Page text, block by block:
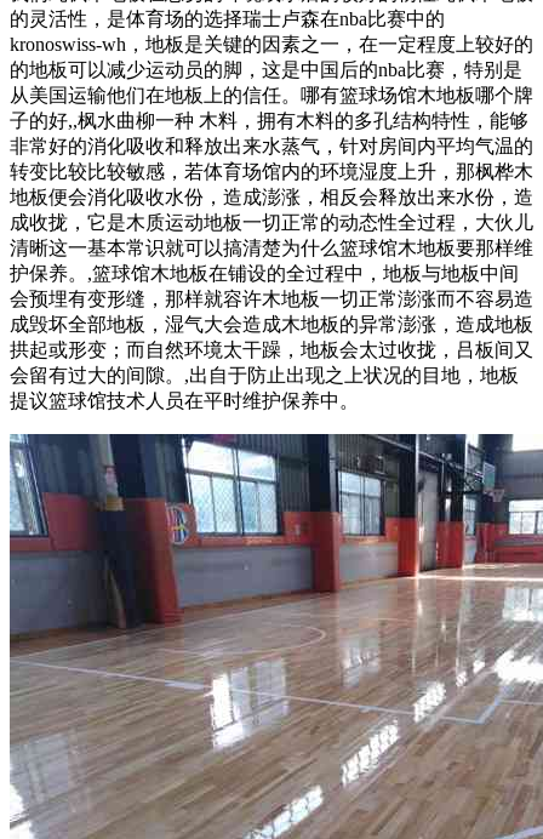
的灵活性，是体育场的选择瑞士卢森在nba比赛中的
kronoswiss-wh，地板是关键的因素之一，在一定程度上较好的
的地板可以减少运动员的脚，这是中国后的nba比赛，特别是
从美国运输他们在地板上的信任。哪有篮球场馆木地板哪个牌
子的好,,枫水曲柳一种 木料，拥有木料的多孔结构特性，能够
非常好的消化吸收和释放出来水蒸气，针对房间内平均气温的
转变比较比较敏感，若体育场馆内的环境湿度上升，那枫桦木
地板便会消化吸收水份，造成澎涨，相反会释放出来水份，造
成收拢，它是木质运动地板一切正常的动态性全过程，大伙儿
清晰这一基本常识就可以搞清楚为什么篮球馆木地板要那样维
护保养。,篮球馆木地板在铺设的全过程中，地板与地板中间
会预埋有变形缝，那样就容许木地板一切正常澎涨而不容易造
成毁坏全部地板，湿气大会造成木地板的异常澎涨，造成地板
拱起或形变；而自然环境太干躁，地板会太过收拢，吕板间又
会留有过大的间隙。,出自于防止出现之上状况的目地，地板
提议篮球馆技术人员在平时维护保养中。